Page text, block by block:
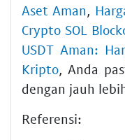
Aset Aman,
Crypto SOL
USDT Aman:
Kripto, Anda
dengan jauh
Referensi: